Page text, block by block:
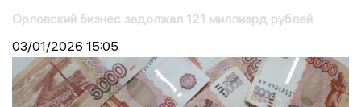
Орловский бизнес задолжал 121 миллиард рублей
03/01/2026 15:05